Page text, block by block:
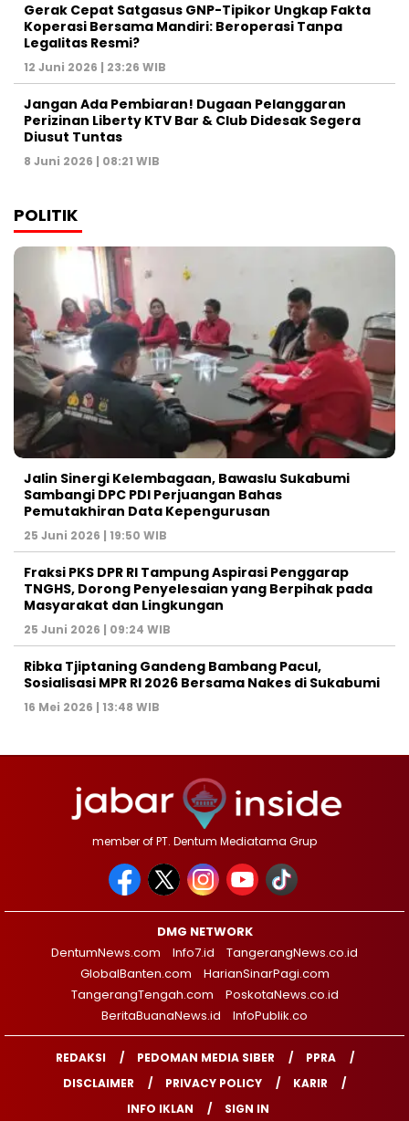
Gerak Cepat Satgasus GNP-Tipikor Ungkap Fakta
Koperasi Bersama Mandiri: Beroperasi Tanpa
Legalitas Resmi?
12 Juni 2026 | 23:26 WIB
Jangan Ada Pembiaran! Dugaan Pelanggaran
Perizinan Liberty KTV Bar & Club Didesak Segera
Diusut Tuntas
8 Juni 2026 | 08:21 WIB
POLITIK
Jalin Sinergi Kelembagaan, Bawaslu Sukabumi
Sambangi DPC PDI Perjuangan Bahas
Pemutakhiran Data Kepengurusan
25 Juni 2026 | 19:50 WIB
‎Fraksi PKS DPR RI Tampung Aspirasi Penggarap
TNGHS, Dorong Penyelesaian yang Berpihak pada
Masyarakat dan Lingkungan‎
25 Juni 2026 | 09:24 WIB
Ribka Tjiptaning Gandeng Bambang Pacul,
Sosialisasi MPR RI 2026 Bersama Nakes di Sukabumi
16 Mei 2026 | 13:48 WIB
member of PT. Dentum Mediatama Grup
DMG NETWORK
DentumNews.com
Info7.id
TangerangNews.co.id
GlobalBanten.com
HarianSinarPagi.com
TangerangTengah.com
PoskotaNews.co.id
BeritaBuanaNews.id
InfoPublik.co
REDAKSI PEDOMAN MEDIA SIBER
PPRA
DISCLAIMER
PRIVACY POLICY
KARIR
INFO IKLAN
SIGN IN